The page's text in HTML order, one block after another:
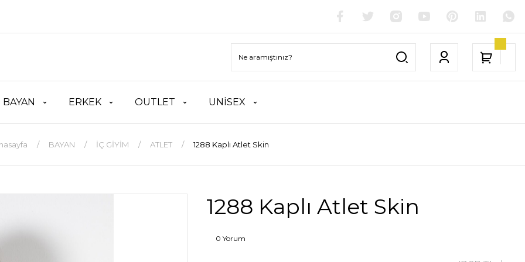
BAYAN ERKEK OUTLET UNİSEX
BAYAN İÇ GİYİM ATLET 1288 Kaplı Atlet Skin
1288 Kaplı Atlet Skin
0 Yorum